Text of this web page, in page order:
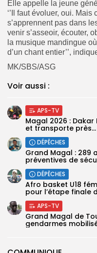
Elle appelle la jeune
‘’Il faut évoluer, oui.
s’apprennent pas dans
venir s’asseoir, écouter,
la musique mandingue
d’un chant entier’’,
MK/SBS/ASG
Voir aussi :
APS-TV
Magal 2026 :
et transporte près...
DÉPÊCHES
Grand Magal : 289
préventives de
DÉPÊCHES
‎Afro basket U18
pour l’étape finale
APS-TV
Grand Magal de
gendarmes